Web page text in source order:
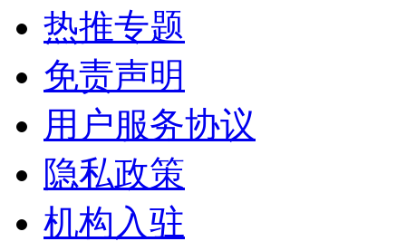
热推专题
免责声明
用户服务协议
隐私政策
机构入驻